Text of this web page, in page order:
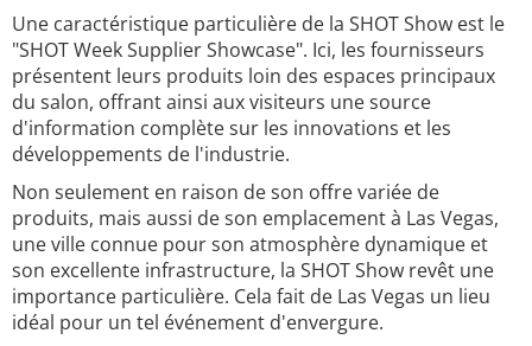
Une caractéristique particulière de la SHOT Show est le
"SHOT Week Supplier Showcase". Ici, les fournisseurs
présentent leurs produits loin des espaces principaux
du salon, offrant ainsi aux visiteurs une source
d'information complète sur les innovations et les
développements de l'industrie.
Non seulement en raison de son offre variée de
produits, mais aussi de son emplacement à Las Vegas,
une ville connue pour son atmosphère dynamique et
son excellente infrastructure, la SHOT Show revêt une
importance particulière. Cela fait de Las Vegas un lieu
idéal pour un tel événement d'envergure.